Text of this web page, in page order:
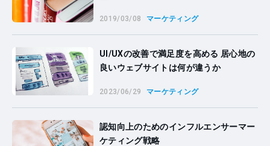
2019/03/08 マーケティング
UI/UXの改善で満足度を高める 居心地の
良いウェブサイトは何が違うか
2023/06/29 マーケティング
認知向上のためのインフルエンサーマー
ケティング戦略